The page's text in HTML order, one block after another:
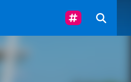
Suivez-Nous